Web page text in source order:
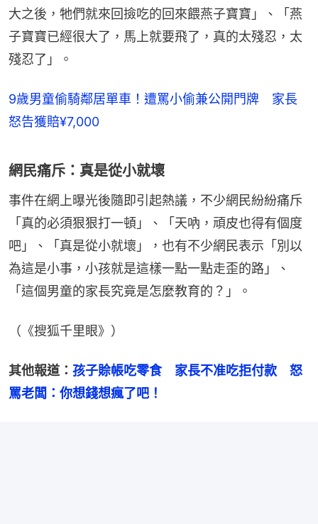
大之後，牠們就來回撿吃的回來餵燕子寶寶」、「燕
子寶寶已經很大了，馬上就要飛了，真的太殘忍，太
殘忍了」。
9歲男童偷騎鄰居單車！遭罵小偷兼公開門牌 家長
怒告獲賠¥7,000
網民痛斥：真是從小就壞
事件在網上曝光後隨即引起熱議，不少網民紛紛痛斥
「真的必須狠狠打一頓」、「天吶，頑皮也得有個度
吧」、「真是從小就壞」，也有不少網民表示「別以
為這是小事，小孩就是這樣一點一點走歪的路」、
「這個男童的家長究竟是怎麼教育的？」。
（《搜狐千里眼》）
其他報道： 孩子賒帳吃零食　家長不准吃拒付款　怒
罵老闆：你想錢想瘋了吧！